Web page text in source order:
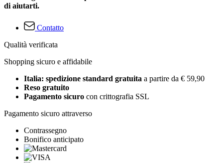
di aiutarti.
Contatto
Qualità verificata
Shopping sicuro e affidabile
Italia: spedizione standard gratuita a partire da € 59,90
Reso gratuito
Pagamento sicuro con crittografia SSL
Pagamento sicuro attraverso
Contrassegno
Bonifico anticipato